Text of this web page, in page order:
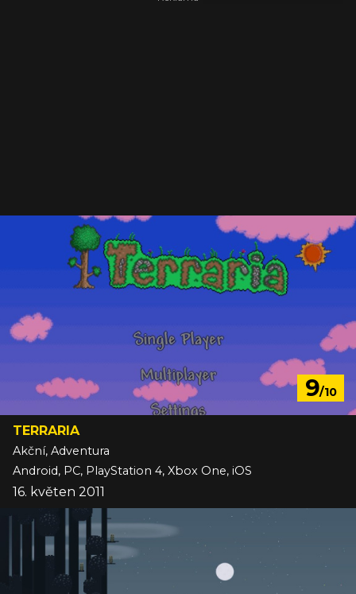
9/10
TERRARIA
Akční, Adventura
Android, PC, PlayStation 4, Xbox One, iOS
16. květen 2011